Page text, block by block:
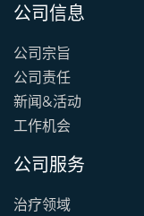
公司信息
公司宗旨
公司责任
新闻&活动
工作机会
公司服务
治疗领域